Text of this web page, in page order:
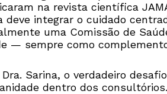
na revista científica
deve integrar o cuidado
uma Comissão de
— sempre como
Dra. Sarina, o verdadeiro
dentro dos consultórios.